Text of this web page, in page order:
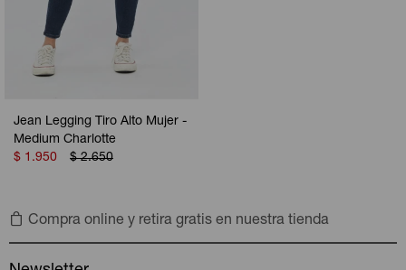
Jean Legging Tiro Alto Mujer -
Medium Charlotte
$ 1.950 $ 2.650
Compra online y retira gratis en nuestra tienda